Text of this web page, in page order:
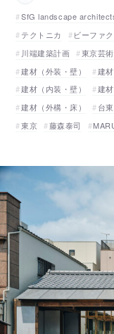
SfG landscape
テクトニカ
ビーファ
川端建築計画
東京芸
建材（外装・壁）
建
建材（内装・壁）
建
建材（外構・床）
台
東京
藤森泰司